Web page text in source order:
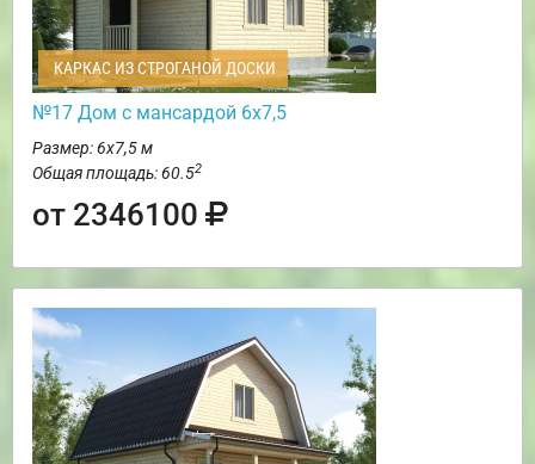
КАРКАС ИЗ СТРОГАНОЙ ДОСКИ
№17 Дом с мансардой 6х7,5
Размер: 6х7,5 м
Общая площадь: 60.52
от 2346100